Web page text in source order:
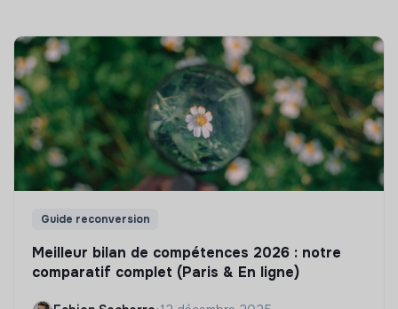
Guide reconversion
Meilleur bilan de compétences 2026 : notre
comparatif complet (Paris & En ligne)